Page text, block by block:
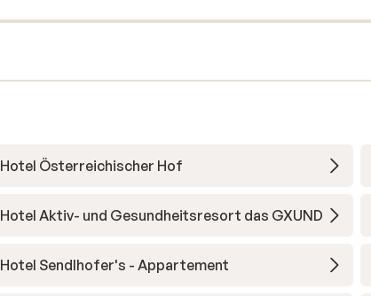
Hotel Österreichischer Hof
Hotel Aktiv- und Gesundheitsresort das GXUND
Hotel Sendlhofer's - Appartement